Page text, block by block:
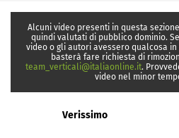
Alcuni video presenti in questa
quindi valutati di pubblico dominio.
video o gli autori avessero qualcosa
basterà fare richiesta di
team_verticali@italiaonline.it.
video nel minor
Verissimo